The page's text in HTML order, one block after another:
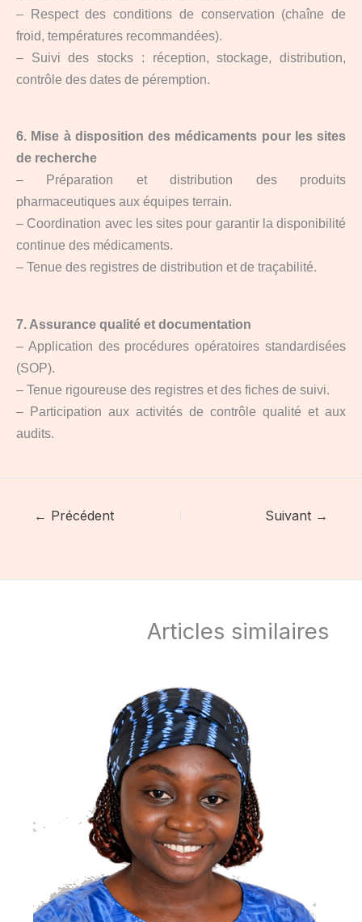
– Respect des conditions de conservation (chaîne de
froid, températures recommandées).
– Suivi des stocks : réception, stockage, distribution,
contrôle des dates de péremption.
6. Mise à disposition des médicaments pour les sites
de recherche
– Préparation et distribution des produits
pharmaceutiques aux équipes terrain.
– Coordination avec les sites pour garantir la disponibilité
continue des médicaments.
– Tenue des registres de distribution et de traçabilité.
7. Assurance qualité et documentation
– Application des procédures opératoires standardisées
(SOP).
– Tenue rigoureuse des registres et des fiches de suivi.
– Participation aux activités de contrôle qualité et aux
audits.
← Précédent Suivant →
Articles similaires